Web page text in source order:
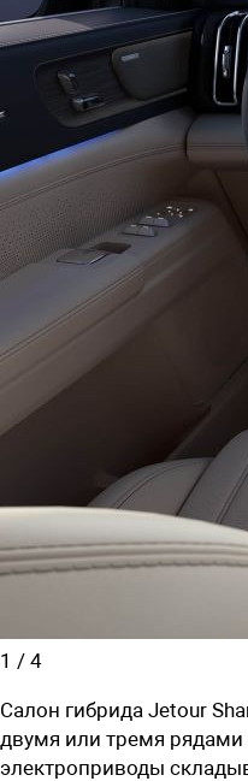
1 / 4
Салон гибрида Jetour
двумя или тремя
электроприводы